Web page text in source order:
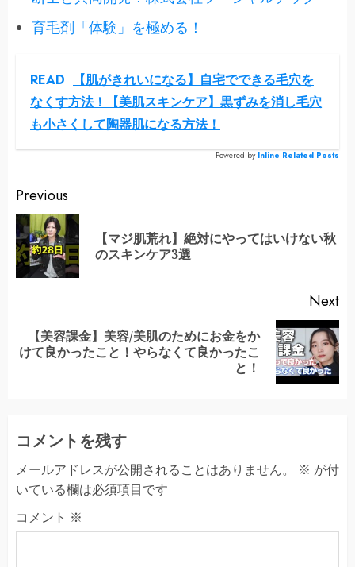
育毛剤「体験」を極める！
READ
【肌がきれいになる】自宅でできる毛穴を
なくす方法！【美肌スキンケア】黒ずみを消し毛穴
も小さくして陶器肌になる方法！
Powered by Inline Related Posts
Continue
Reading
Previous
【マジ肌荒れ】絶対にやってはいけない秋
のスキンケア3選
Next
Next
【美容課金】美容/美肌のためにお金をか
けて良かったこと！やらなくて良かったこ
と！
コメントを残す
メールアドレスが公開されることはありません。 ※ が付
いている欄は必須項目です
コメント ※